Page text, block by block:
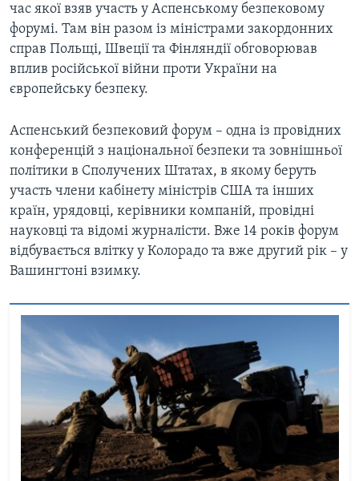
час якої взяв участь у Аспенському безпековому
форумі. Там він разом із міністрами закордонних
справ Польщі, Швеції та Фінляндії обговорював
вплив російської війни проти України на
європейську безпеку.
Аспенський безпековий форум – одна із провідних
конференцій з національної безпеки та зовнішньої
політики в Сполучених Штатах, в якому беруть
участь члени кабінету міністрів США та інших
країн, урядовці, керівники компаній, провідні
науковці та відомі журналісти. Вже 14 років форум
відбувається влітку у Колорадо та вже другий рік – у
Вашингтоні взимку.